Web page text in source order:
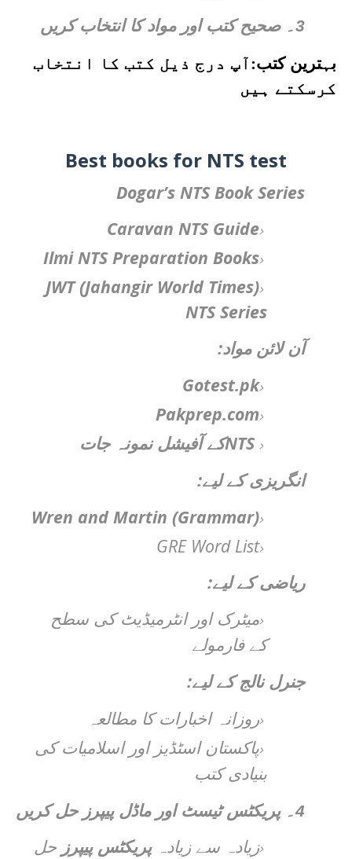
3۔
صحیح کتب اور مواد کا انتخاب کریں
بہترین کتب:آپ درج ذیل کتب کا انتخاب
کرسکتے ہیں
Best books for NTS test
Dogar’s NTS Book Series
Caravan NTS Guide
Ilmi NTS Preparation Books
JWT (Jahangir World Times)
NTS Series
آن لائن مواد:
Gotest.pk
Pakprep.com
NTSکے آفیشل نمونہ جات
انگریزی کے لیے:
Wren and Martin (Grammar)
GRE Word List
ریاضی کے لیے:
میٹرک اور انٹرمیڈیٹ کی سطح
کے فارمولے
جنرل نالج کے لیے:
روزانہ اخبارات کا مطالعہ
پاکستان اسٹڈیز اور اسلامیات کی
بنیادی کتب
4۔
پریکٹس ٹیسٹ اور ماڈل پیپرز حل کریں
زیادہ سے زیادہپریکٹس پیپرز حل